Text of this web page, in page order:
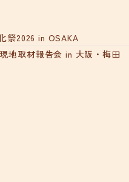
祭2026 in OSAKA